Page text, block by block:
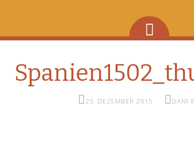
25. DEZEMBER 2015 DANI